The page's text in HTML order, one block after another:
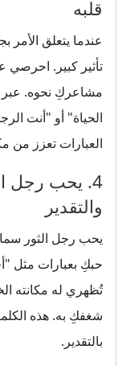
قلبه
عندما يتعلق الأمر
تأثير كبير.
مشاعركِ نحوه.
الحياة" أو "أنت
العبارات تعزز من
4. يحب رجل
والتقدير
يحب رجل الثور
حبكِ بعبارات مثل
تُظهري له مكانته
شغفكِ به. هذه
بالتقدير.